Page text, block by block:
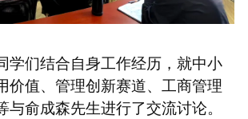
学们结合自身工作经历，就中小
价值、管理创新赛道、工商管理
与俞成森先生进行了交流讨论。